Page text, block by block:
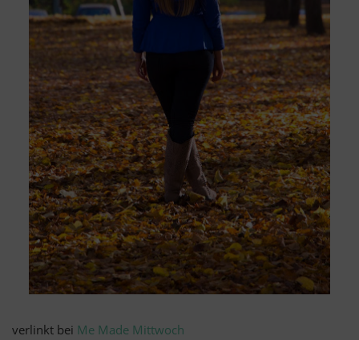
verlinkt bei Me Made Mittwoch